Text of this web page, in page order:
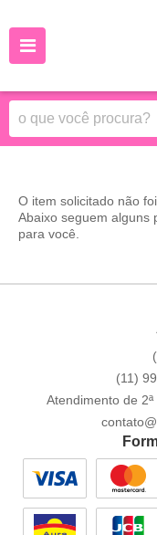
O item solicitado não
Abaixo seguem alguns
para você.
(11)
Atendimento de